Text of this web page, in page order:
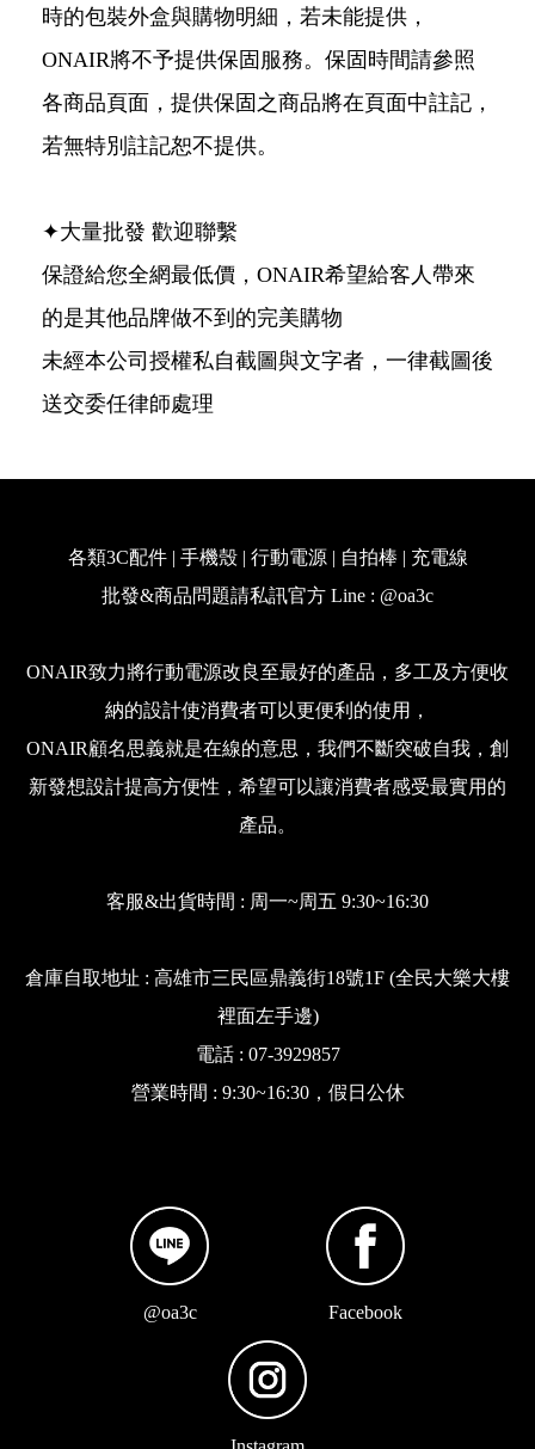
時的包裝外盒與購物明細，若未能提供，
ONAIR將不予提供保固服務。保固時間請參照
各商品頁面，提供保固之商品將在頁面中註記，
若無特別註記恕不提供。
✦大量批發 歡迎聯繫
保證給您全網最低價，ONAIR希望給客人帶來
的是其他品牌做不到的完美購物
未經本公司授權私自截圖與文字者，一律截圖後
送交委任律師處理
各類3C配件 | 手機殼 | 行動電源 | 自拍棒 | 充電線
批發&商品問題請私訊官方 Line : @oa3c
ONAIR致力將行動電源改良至最好的產品，多工及方便收
納的設計使消費者可以更便利的使用，
ONAIR顧名思義就是在線的意思，我們不斷突破自我，創
新發想設計提高方便性，希望可以讓消費者感受最實用的
產品。
客服&出貨時間 : 周一~周五 9:30~16:30
倉庫自取地址 : 高雄市三民區鼎義街18號1F (全民大樂大樓
裡面左手邊)
電話 : 07-3929857
營業時間 : 9:30~16:30，假日公休
@oa3c Facebook